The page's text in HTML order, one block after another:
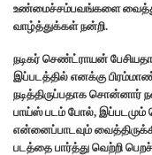
உண்மைச்சம்பவங்களை வைத்து
வாழ்த்துக்கள் நன்றி.
நடிகர் செண்ட்ராயன்
இப்படத்தில் எனக்கு
நடித்திருப்பதாக சொன்னார்
பாய்ஸ் படம் போல், இப்படமும்
என்னைப்பாடவும்
படத்தை பார்த்து வெற்றி